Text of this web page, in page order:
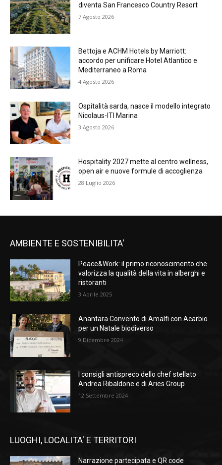
diventa San Francesco Country Resort
7 Agosto 2026
Bettoja e ACHM Hotels by Marriott:
accordo per unificare Hotel Atlantico e
Mediterraneo a Roma
4 Agosto 2026
Ospitalità sarda, nasce il modello integrato
Nicolaus-ITI Marina
3 Agosto 2026
Hospitality 2027 mette al centro wellness,
open air e nuove formule di accoglienza
28 Luglio 2026
AMBIENTE E SOSTENIBILITA'
Peace&Work: il primo riconoscimento che
valorizza la qualità della vita in alberghi e
ristoranti
3 Aprile 2025
Anantara Convento di Amalfi con Acarbio
per un Natale biodiverso
9 Dicembre 2024
I consigli antispreco dello chef stellato
Andrea Ribaldone e di Aries Group
12 Settembre 2024
LUOGHI, LOCALITA' E TERRITORI
Narrazione partecipata e QR code